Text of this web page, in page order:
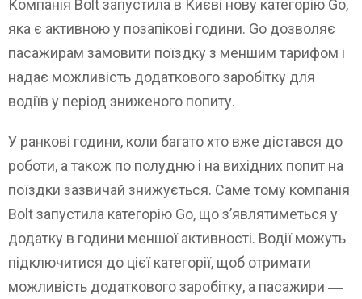
Компанія Bolt запустила в Києві нову категорію Go,
яка є активною у позапікові години. Go дозволяє
пасажирам замовити поїздку з меншим тарифом і
надає можливість додаткового заробітку для
водіїв у період зниженого попиту.
У ранкові години, коли багато хто вже дістався до
роботи, а також по полудню і на вихідних попит на
поїздки зазвичай знижується. Саме тому компанія
Bolt запустила категорію Go, що з’являтиметься у
додатку в години меншої активності. Водії можуть
підключитися до цієї категорії, щоб отримати
можливість додаткового заробітку, а пасажири ―